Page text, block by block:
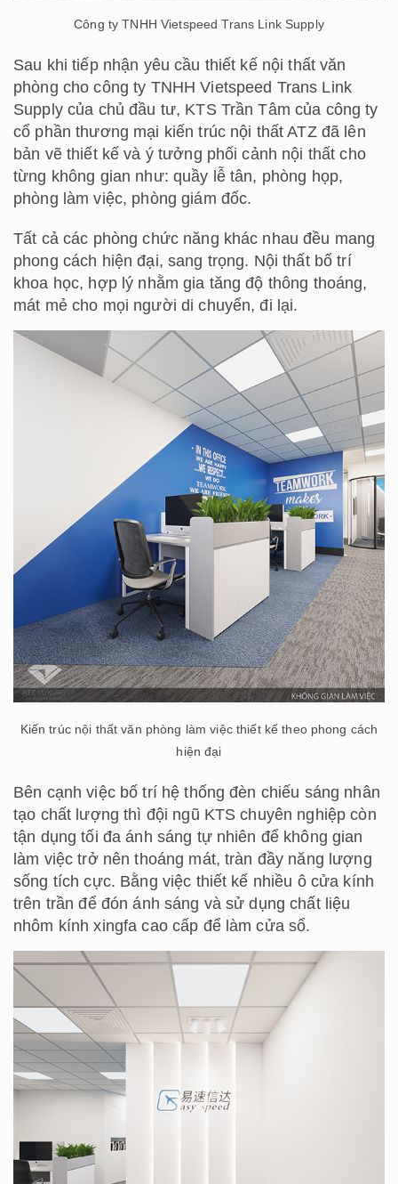
Công ty TNHH Vietspeed Trans Link Supply
Sau khi tiếp nhận yêu cầu thiết kế nội thất văn
phòng cho công ty TNHH Vietspeed Trans Link
Supply của chủ đầu tư, KTS Trần Tâm của công ty
cổ phần thương mại kiến trúc nội thất ATZ đã lên
bản vẽ thiết kế và ý tưởng phối cảnh nội thất cho
từng không gian như: quầy lễ tân, phòng họp,
phòng làm việc, phòng giám đốc.
Tất cả các phòng chức năng khác nhau đều mang
phong cách hiện đại, sang trọng. Nội thất bố trí
khoa học, hợp lý nhằm gia tăng độ thông thoáng,
mát mẻ cho mọi người di chuyển, đi lại.
Kiến trúc nội thất văn phòng làm việc thiết kế theo phong cách
hiện đại
Bên cạnh việc bố trí hệ thống đèn chiếu sáng nhân
tạo chất lượng thì đội ngũ KTS chuyên nghiệp còn
tận dụng tối đa ánh sáng tự nhiên để không gian
làm việc trở nên thoáng mát, tràn đầy năng lượng
sống tích cực. Bằng việc thiết kế nhiều ô cửa kính
trên trần để đón ánh sáng và sử dụng chất liệu
nhôm kính xingfa cao cấp để làm cửa sổ.